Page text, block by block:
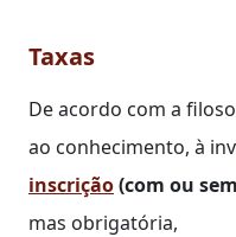
Taxas
De acordo com a
ao conhecimento, à
inscrição(com ou
mas obrigatória,